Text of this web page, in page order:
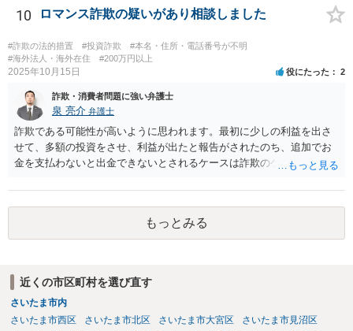
ることは通常できませんし、そもそも、支払いと解雇の関連性は考え
難いです。 にも関わらず、そのような言葉をもって支払わせようとす
る態様から詐欺の可能性が高いのではないかと思われます。 よほど相
手を信頼できる事情がない限り、支払いをしないようにした方がよい
と思います。
10 ロマンス詐欺の疑いがあり相談しました
#詐欺の法的措置 #投資詐欺
#本名・住所・電話番号が不明
#海外法人・海外在住
#200万円以上
2025年10月15日 役にたった 2
詐欺・消費者問題に強い弁護士
泉 亮介 弁護士
詐欺である可能性が高いように思われます。最初に少しの利益を出さ
せて、多額の投資をさせ、利益が出たと報告がされたのち、追加でお
金を支払わないと出金できないとされるケースは詐欺のケースで非常
であれば弁護士に相談されると良いでしょう。 ただ、こうした類型の
場合返金が難しいケースが多いため弁護士を立てるかどうかは慎重に
もっとみる
近くの市区町村を選び直す
さいたま市内
さいたま市西区
さいたま市北区 さいたま市大宮区
さいたま市見沼区